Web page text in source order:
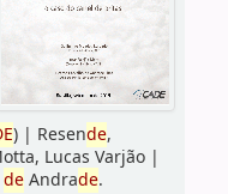
)| Resende,
Lucas Varjão|
deAndrade.